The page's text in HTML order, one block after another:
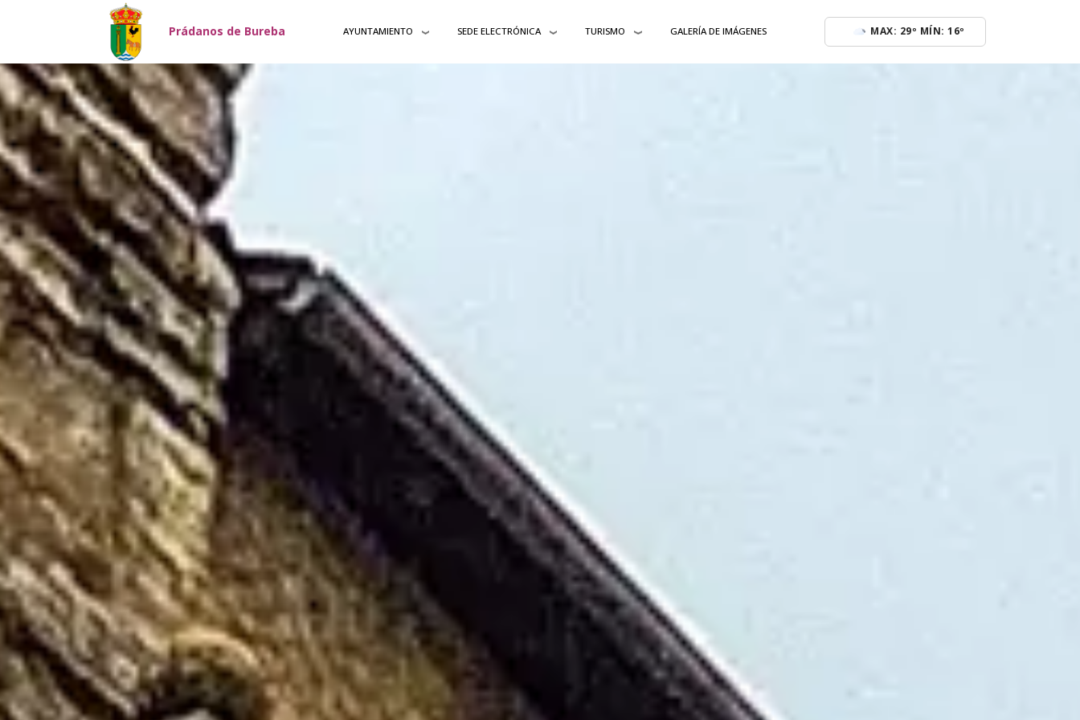
Pasar al contenido principal
Prádanos de Bureba AYUNTAMIENTO SEDE ELECTRÓNICA TURISMO GALERÍA DE IMÁGENES MAX: 29º MÍN: 16º